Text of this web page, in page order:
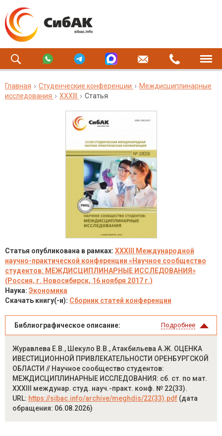
Главная Студенческие конференции
Междисциплинарные
исследования
XXXIII Статья
Статья опубликована в рамках: XXXIII Международной
научно-практической конференции «Научное сообщество
студентов: МЕЖДИСЦИПЛИНАРНЫЕ ИССЛЕДОВАНИЯ»
(Россия, г. Новосибирск, 16 ноября 2017 г.)
Наука: Экономика
Скачать книгу(-и): Сборник статей конференции
Библиографическое описание: Подробнее
Журавлева Е.В., Шекуло В.В., Атакбильева А.Ж. ОЦЕНКА
ИВЕСТИЦИОННОЙ ПРИВЛЕКАТЕЛЬНОСТИ ОРЕНБУРГСКОЙ
ОБЛАСТИ // Научное сообщество студентов:
МЕЖДИСЦИПЛИНАРНЫЕ ИССЛЕДОВАНИЯ: сб. ст. по мат.
XXXIII междунар. студ. науч.-практ. конф. № 22(33).
URL: https://sibac.info/archive/meghdis/22(33).pdf (дата
обращения: 06.08.2026)